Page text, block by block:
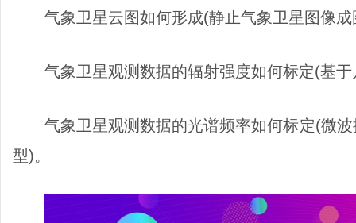
气象卫星云图如何形成(静止气象卫星图像
气象卫星观测数据的辐射强度如何标定(基
气象卫星观测数据的光谱频率如何标定(微
型)。